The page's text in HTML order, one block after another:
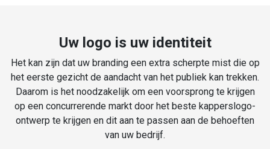
Uw logo is uw identiteit
Het kan zijn dat uw branding een extra scherpte mist die op
het eerste gezicht de aandacht van het publiek kan trekken.
Daarom is het noodzakelijk om een voorsprong te krijgen
op een concurrerende markt door het beste kapperslogo-
ontwerp te krijgen en dit aan te passen aan de behoeften
van uw bedrijf.